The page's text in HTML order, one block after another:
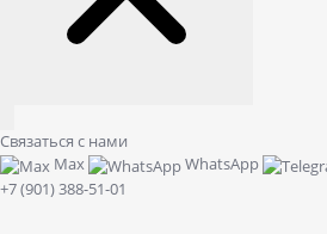
Связаться с нами
Max
WhatsApp
+7 (901) 388-51-01